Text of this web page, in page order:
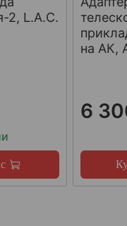
2, L.A.C.
на АК,
6